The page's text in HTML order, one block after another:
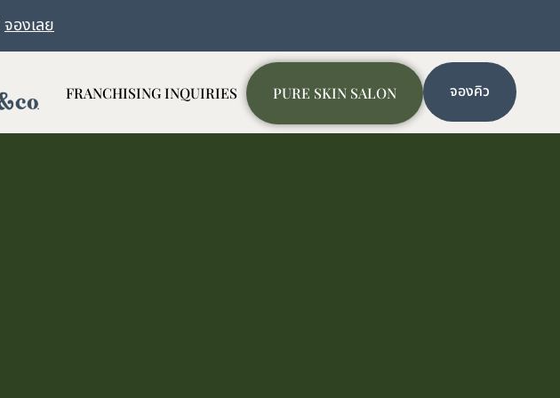
จองเลย
FRANCHISING INQUIRIES PURE SKIN SALON จองคิว